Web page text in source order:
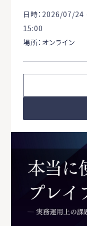
日時：2026/07/
15:00
場所：オンライン